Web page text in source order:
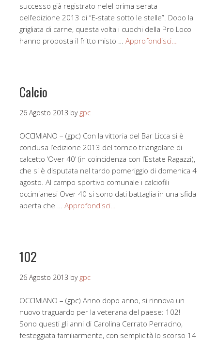
successo già registrato nelel prima serata
dell’edizione 2013 di “E-state sotto le stelle”. Dopo la
grigliata di carne, questa volta i cuochi della Pro Loco
hanno proposta il fritto misto … Approfondisci…
Calcio
26 Agosto 2013 by gpc
OCCIMIANO – (gpc) Con la vittoria del Bar Licca si è
conclusa l’edizione 2013 del torneo triangolare di
calcetto ‘Over 40’ (in coincidenza con l’Estate Ragazzi),
che si è disputata nel tardo pomeriggio di domenica 4
agosto. Al campo sportivo comunale i calciofili
occimianesi Over 40 si sono dati battaglia in una sfida
aperta che … Approfondisci…
102
26 Agosto 2013 by gpc
OCCIMIANO – (gpc) Anno dopo anno, si rinnova un
nuovo traguardo per la veterana del paese: 102!
Sono questi gli anni di Carolina Cerrato Perracino,
festeggiata familiarmente, con semplicità lo scorso 14